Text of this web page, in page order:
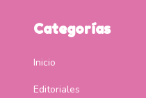
Categorías
Inicio
Editoriales